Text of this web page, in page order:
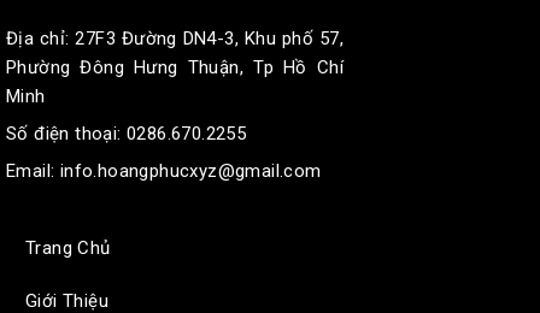
Địa chỉ:27F3 Đường DN4-3, Khu phố 57,
Phường Đông Hưng Thuận, Tp Hồ Chí
Minh
Số điện thoại: 0286.670.2255
Email: info.hoangphucxyz@gmail.com
Trang Chủ
Giới Thiệu